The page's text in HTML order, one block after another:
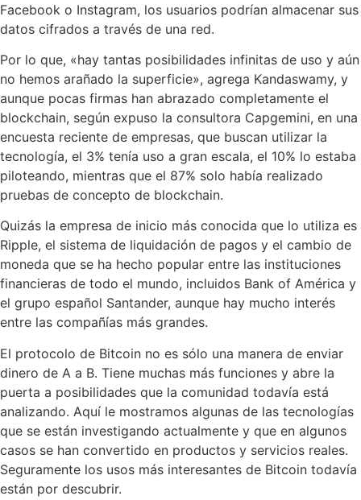
Facebook o Instagram, los usuarios podrían almacenar sus
datos cifrados a través de una red.
Por lo que, «hay tantas posibilidades infinitas de uso y aún
no hemos arañado la superficie», agrega Kandaswamy, y
aunque pocas firmas han abrazado completamente el
blockchain, según expuso la consultora Capgemini, en una
encuesta reciente de empresas, que buscan utilizar la
tecnología, el 3% tenía uso a gran escala, el 10% lo estaba
piloteando, mientras que el 87% solo había realizado
pruebas de concepto de blockchain.
Quizás la empresa de inicio más conocida que lo utiliza es
Ripple, el sistema de liquidación de pagos y el cambio de
moneda que se ha hecho popular entre las instituciones
financieras de todo el mundo, incluidos Bank of América y
el grupo español Santander, aunque hay mucho interés
entre las compañías más grandes.
El protocolo de Bitcoin no es sólo una manera de enviar
dinero de A a B. Tiene muchas más funciones y abre la
puerta a posibilidades que la comunidad todavía está
analizando. Aquí le mostramos algunas de las tecnologías
que se están investigando actualmente y que en algunos
casos se han convertido en productos y servicios reales.
Seguramente los usos más interesantes de Bitcoin todavía
están por descubrir.